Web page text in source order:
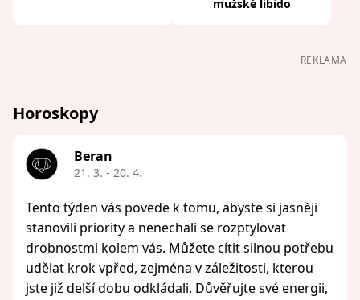
mužské libido
REKLAMA
Horoskopy
Beran
21. 3. - 20. 4.
Tento týden vás povede k tomu, abyste si jasněji
stanovili priority a nenechali se rozptylovat
drobnostmi kolem vás. Můžete cítit silnou potřebu
udělat krok vpřed, zejména v záležitosti, kterou
jste již delší dobu odkládali. Důvěřujte své energii,